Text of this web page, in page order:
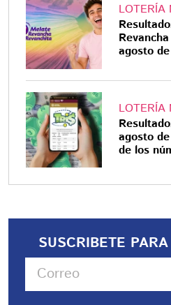
LOTERÍA
agosto
LOTERÍA
agosto
de los
SUSCRIBETE